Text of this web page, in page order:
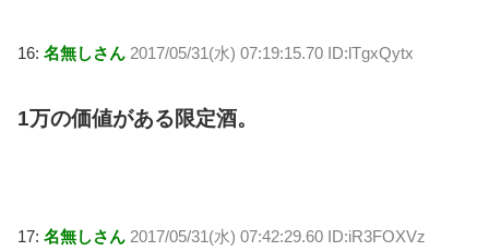
16: 名無しさん 2017/05/31(水) 07:19:15.70 ID:lTgxQytx
1万の価値がある限定酒。
17: 名無しさん 2017/05/31(水) 07:42:29.60 ID:iR3FOXVz